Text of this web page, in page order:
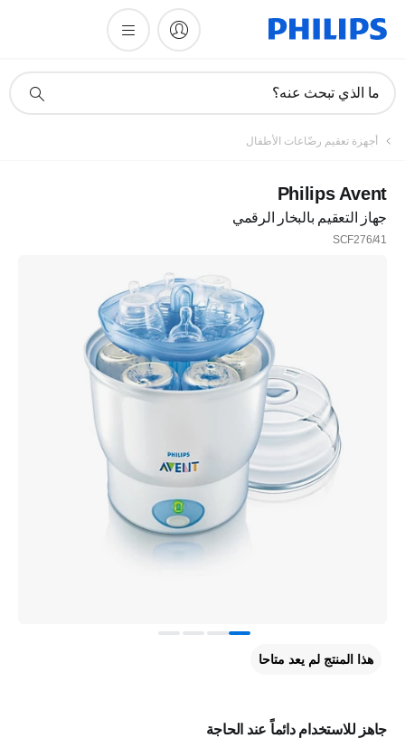
دعم
ما الذي تبحث عنه؟
تسجيل
أجهزة تعقيم رضّاعات الأطفال
Philips Avent
جهاز التعقيم بالبخار الرقمي
SCF276/41
جاهز للاستخدام دائماً عند الحاجة
هذا المنتج لم يعد متاحا